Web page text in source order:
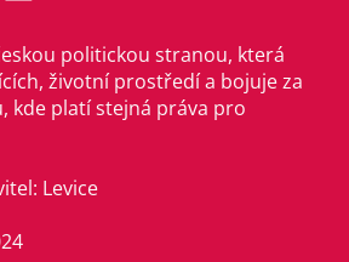
politickou stranou, která
životní prostředí a bojuje za
kde platí stejná práva pro
Levice